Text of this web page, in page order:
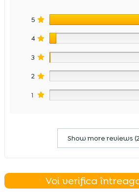
5
4
3
2
1
Show more reviews
Voi verifica